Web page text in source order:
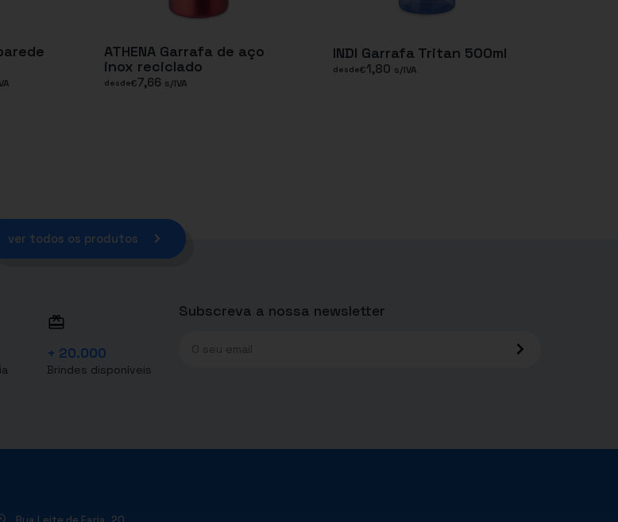
ATHENA Garrafa de aço
inox reciclado
desde€7,66 s/IVA
INDI Garrafa Tritan 500ml
desde€1,80 s/IVA
ver todos os produtos
+ 20.000
Brindes disponíveis
Subscreva a nossa newsletter